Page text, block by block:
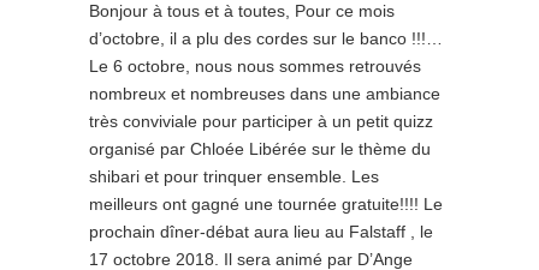
Bonjour à tous et à toutes, Pour ce mois
d’octobre, il a plu des cordes sur le banco !!!…
Le 6 octobre, nous nous sommes retrouvés
nombreux et nombreuses dans une ambiance
très conviviale pour participer à un petit quizz
organisé par Chloée Libérée sur le thème du
shibari et pour trinquer ensemble. Les
meilleurs ont gagné une tournée gratuite!!!! Le
prochain dîner-débat aura lieu au Falstaff , le
17 octobre 2018. Il sera animé par D’Ange